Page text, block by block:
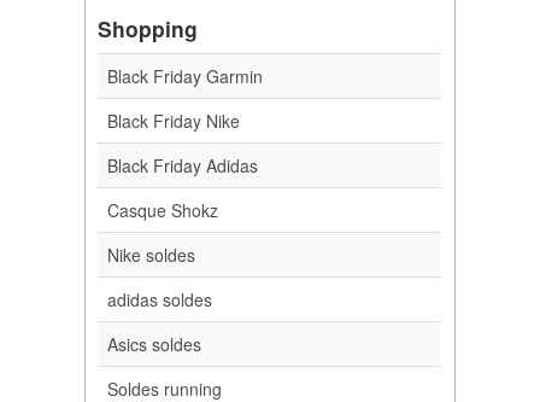
Shopping
Black Friday Garmin
Black Friday Nike
Black Friday Adidas
Casque Shokz
Nike soldes
adidas soldes
Asics soldes
Soldes running